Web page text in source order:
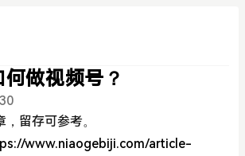
何做视频号？
留存可参考。
www.niaogebiji.com/article-